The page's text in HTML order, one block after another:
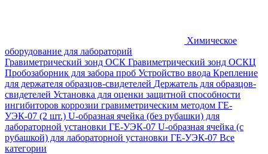
Химическое
оборудование для лабораторий
Гравиметрический зонд ОСК Гравиметрический зонд ОСКЦ
Пробозаборник для забора проб Устройство ввода Крепление
для держателя образцов-свидетелей Держатель для образцов-
свидетелей Установка для оценки защитной способности
ингибиторов коррозии гравиметрическим методом ГЕ-
УЭК-07 (2 шт.) U-образная ячейка (без рубашки) для
лабораторной установки ГЕ-УЭК-07 U-образная ячейка (с
рубашкой) для лабораторной установки ГЕ-УЭК-07 Все
категории